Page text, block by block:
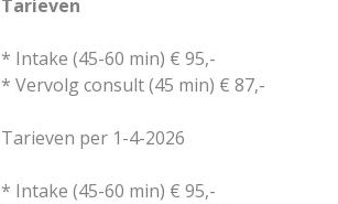
* Intake (45-60
* Vervolg consult
Tarieven per
* Intake (45-60 min) € 95,-